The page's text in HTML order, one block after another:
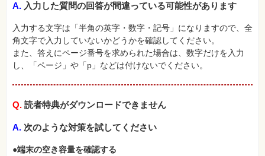
特
⼀
覧
A. 入力した質問の回答が間違っている可能性があります
入力する文字は「半角の英字・数字・記号」になりますので、全
角文字で入力していないかどうかを確認してください。
また、答えにページ番号を求められた場合は、数字だけを入力
し、「ページ」や「p」などは付けないでください。
Q. 読者特典がダウンロードできません
A. 次のような対策を試してください
●端末の空き容量を確認する